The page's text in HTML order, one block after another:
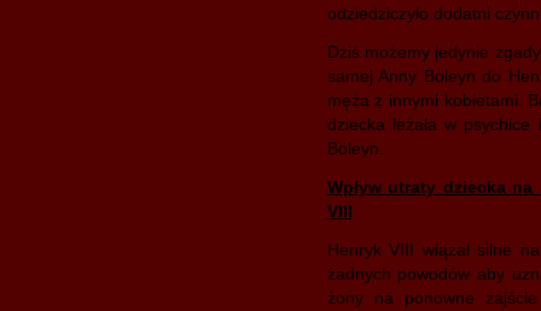
odziedziczyło dodatni
Dziś możemy jedynie
samej Anny Boleyn do
męża z innymi kobietami.
dziecka leżała w
Boleyn.
Wpływ utraty dziecka
VIII
Henryk VIII wiązał silne
żadnych powodów aby
żony na ponowne